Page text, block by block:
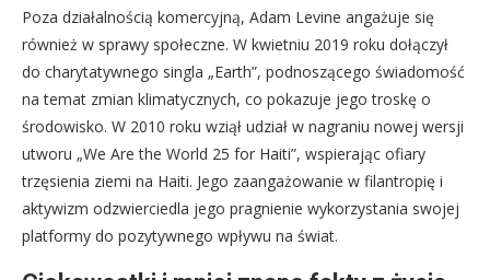
Poza działalnością komercyjną, Adam Levine angażuje się
również w sprawy społeczne. W kwietniu 2019 roku dołączył
do charytatywnego singla „Earth”, podnoszącego świadomość
na temat zmian klimatycznych, co pokazuje jego troskę o
środowisko. W 2010 roku wziął udział w nagraniu nowej wersji
utworu „We Are the World 25 for Haiti”, wspierając ofiary
trzęsienia ziemi na Haiti. Jego zaangażowanie w filantropię i
aktywizm odzwierciedla jego pragnienie wykorzystania swojej
platformy do pozytywnego wpływu na świat.